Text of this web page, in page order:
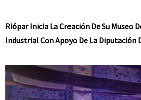
Riópar Inicia La Creación De Su Museo
Industrial Con Apoyo De La Diputación